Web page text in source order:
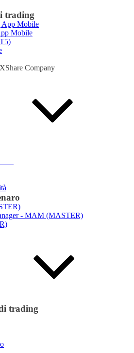
trading
App Mobile
Mobile
- MAM (MASTER)
trading